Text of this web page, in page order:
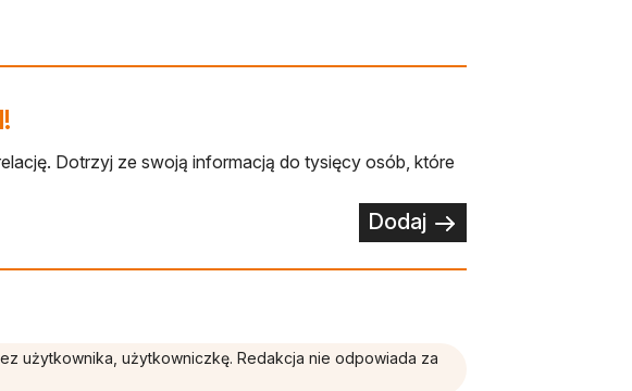
Dotrzyj ze swoją informacją do tysięcy osób, które
Dodaj
użytkownika, użytkowniczkę. Redakcja nie odpowiada za